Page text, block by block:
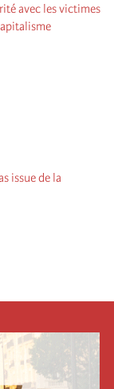
avec les victimes
issue de la